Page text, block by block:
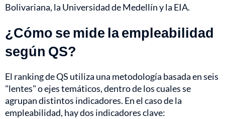
Bolivariana, la Universidad de Medellín y la EIA.
¿Cómo se mide la empleabilidad
según QS?
El ranking de QS utiliza una metodología basada en seis
"lentes" o ejes temáticos, dentro de los cuales se
agrupan distintos indicadores. En el caso de la
empleabilidad, hay dos indicadores clave: